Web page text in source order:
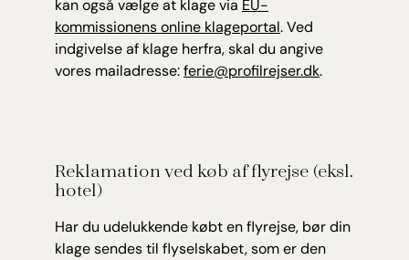
kan også vælge at klage via EU-
kommissionens online klageportal. Ved
indgivelse af klage herfra, skal du angive
vores mailadresse:ferie@profilrejser.dk.
Reklamation ved køb af flyrejse (eksl.
hotel)
Har du udelukkende købt en flyrejse, bør din
klage sendes til flyselskabet, som er den